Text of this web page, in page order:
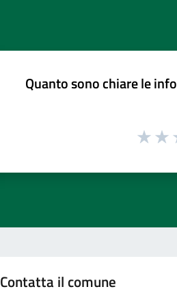
Quanto sono chiare le
Contatta il comune